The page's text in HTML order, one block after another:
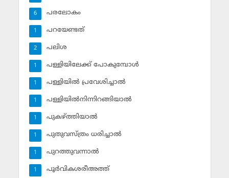
പരലോകം
6
പറയേണ്ടത്
1
പലിശ
2
പള്ളിയിലേക്ക് പോകുമ്പോള്‍
1
പള്ളിയില്‍ പ്രവേശിച്ചാല്‍
1
പള്ളിയില്‍നിന്നിറങ്ങിയാല്‍
1
പുകഴ്ത്തിയാല്‍
1
പുതുവസ്ത്രം ധരിച്ചാല്‍
1
പുറത്തുവന്നാല്‍
1
പൂര്‍വികശരീഅത്ത്
1